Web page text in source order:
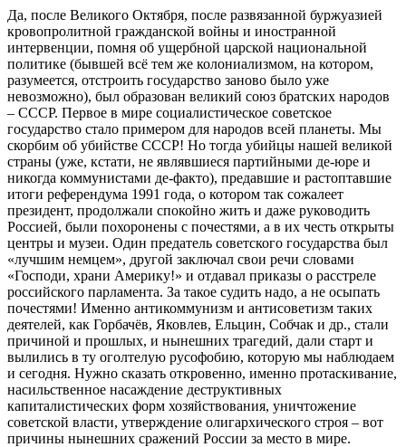
Да, после Великого Октября, после развязанной буржуазией
кровопролитной гражданской войны и иностранной
интервенции, помня об ущербной царской национальной
политике (бывшей всё тем же колониализмом, на котором,
разумеется, отстроить государство заново было уже
невозможно), был образован великий союз братских народов
– СССР. Первое в мире социалистическое советское
государство стало примером для народов всей планеты. Мы
скорбим об убийстве СССР! Но тогда убийцы нашей великой
страны (уже, кстати, не являвшиеся партийными де-юре и
никогда коммунистами де-факто), предавшие и растоптавшие
итоги референдума 1991 года, о котором так сожалеет
президент, продолжали спокойно жить и даже руководить
Россией, были похоронены с почестями, а в их честь открыты
центры и музеи. Один предатель советского государства был
«лучшим немцем», другой заключал свои речи словами
«Господи, храни Америку!» и отдавал приказы о расстреле
российского парламента. За такое судить надо, а не осыпать
почестями! Именно антикоммунизм и антисоветизм таких
деятелей, как Горбачёв, Яковлев, Ельцин, Собчак и др., стали
причиной и прошлых, и нынешних трагедий, дали старт и
вылились в ту оголтелую русофобию, которую мы наблюдаем
и сегодня. Нужно сказать откровенно, именно протаскивание,
насильственное насаждение деструктивных
капиталистических форм хозяйствования, уничтожение
советской власти, утверждение олигархического строя – вот
причины нынешних сражений России за место в мире.